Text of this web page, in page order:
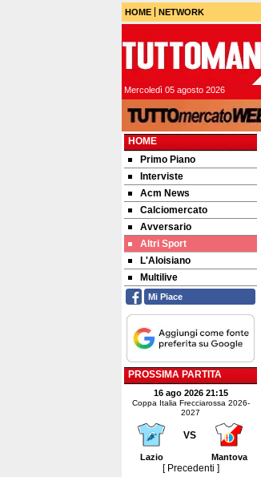
HOME NETWORK
Mercoledì 05 agosto 2026
HOME
Primo Piano
Interviste
Acm News
Calciomercato
Avversario
Altri Sport
L'Aloisiano
Multilive
Mi Piace
PROSSIMA PARTITA
16 ago 2026 21:15
Coppa Italia Frecciarossa 2026-
2027
VS
Lazio Mantova
[ Precedenti ]